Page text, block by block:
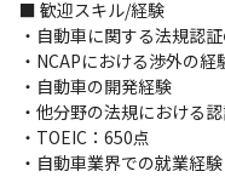
予定です
＜事業に関して＞
・電動化技術の先駆者と
『リーフ）』をはじめと
提供しています（※）
・1933年12月の設立以来
■ 歓迎スキル/経験
・自動車に関する法規認
・NCAPにおける渉外の経
・自動車の開発経験
・他分野の法規における
・TOEIC：650点
・自動車業界での就業経験